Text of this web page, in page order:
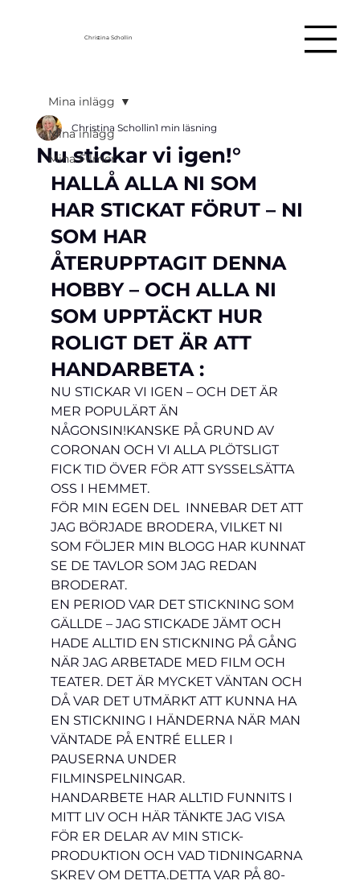
Christina Schollin
Mina inlägg
Mina Filmer
Mina inlägg
Nu stickar vi igen!°
Christina Schollin1 min läsning
HALLÅ ALLA NI SOM
HAR STICKAT FÖRUT – NI
SOM HAR
ÅTERUPPTAGIT DENNA
HOBBY – OCH ALLA NI
SOM UPPTÄCKT HUR
ROLIGT DET ÄR ATT
HANDARBETA :
NU STICKAR VI IGEN – OCH DET ÄR
MER POPULÄRT ÄN
NÅGONSIN!KANSKE PÅ GRUND AV
CORONAN OCH VI ALLA PLÖTSLIGT
FICK TID ÖVER FÖR ATT SYSSELSÄTTA
OSS I HEMMET.
FÖR MIN EGEN DEL  INNEBAR DET ATT
JAG BÖRJADE BRODERA, VILKET NI
SOM FÖLJER MIN BLOGG HAR KUNNAT
SE DE TAVLOR SOM JAG REDAN
BRODERAT.
EN PERIOD VAR DET STICKNING SOM
GÄLLDE – JAG STICKADE JÄMT OCH
HADE ALLTID EN STICKNING PÅ GÅNG
NÄR JAG ARBETADE MED FILM OCH
TEATER. DET ÄR MYCKET VÄNTAN OCH
DÅ VAR DET UTMÄRKT ATT KUNNA HA
EN STICKNING I HÄNDERNA NÄR MAN
VÄNTADE PÅ ENTRÉ ELLER I
PAUSERNA UNDER
FILMINSPELNINGAR.
HANDARBETE HAR ALLTID FUNNITS I
MITT LIV OCH HÄR TÄNKTE JAG VISA
FÖR ER DELAR AV MIN STICK-
PRODUKTION OCH VAD TIDNINGARNA
SKREV OM DETTA.DETTA VAR PÅ 80-